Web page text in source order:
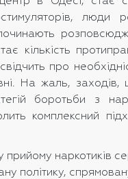
люди
кількість
про
На жаль,
боротьби з
комплексний
прийому наркотиків
політику,